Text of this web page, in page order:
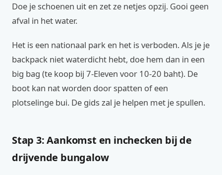
Doe je schoenen uit en zet ze netjes opzij. Gooi geen
afval in het water.
Het is een nationaal park en het is verboden. Als je je
backpack niet waterdicht hebt, doe hem dan in een
big bag (te koop bij 7-Eleven voor 10-20 baht). De
boot kan nat worden door spatten of een
plotselinge bui. De gids zal je helpen met je spullen.
Stap 3: Aankomst en inchecken bij de
drijvende bungalow